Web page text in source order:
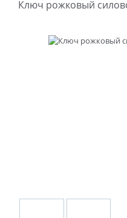
Ключ рожковый